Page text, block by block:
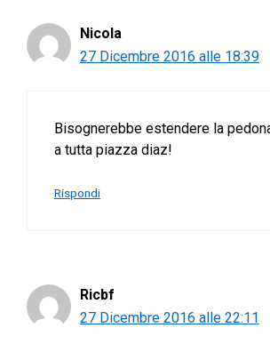
Nicola
27 Dicembre 2016 alle 18:39
Bisognerebbe estendere la
a tutta piazza diaz!
Rispondi
Ricbf
27 Dicembre 2016 alle 22:11